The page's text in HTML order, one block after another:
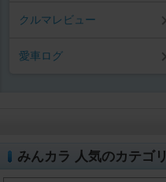
クルマレビュー
愛車ログ
みんカラ 人気のカテゴリ